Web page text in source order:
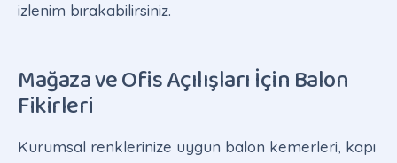
izlenim bırakabilirsiniz.
Mağaza ve Ofis Açılışları İçin Balon
Fikirleri
Kurumsal renklerinize uygun balon kemerleri, kapı